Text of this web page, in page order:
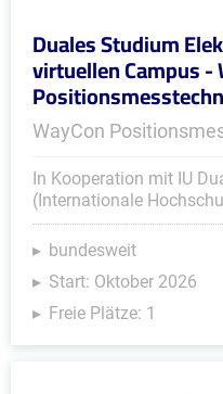
Duales Studium
virtuellen Campus -
WayCon
In Kooperation mit IU
(Internationale
bundesweit
Start: Oktober 2026
Freie Plätze: 1